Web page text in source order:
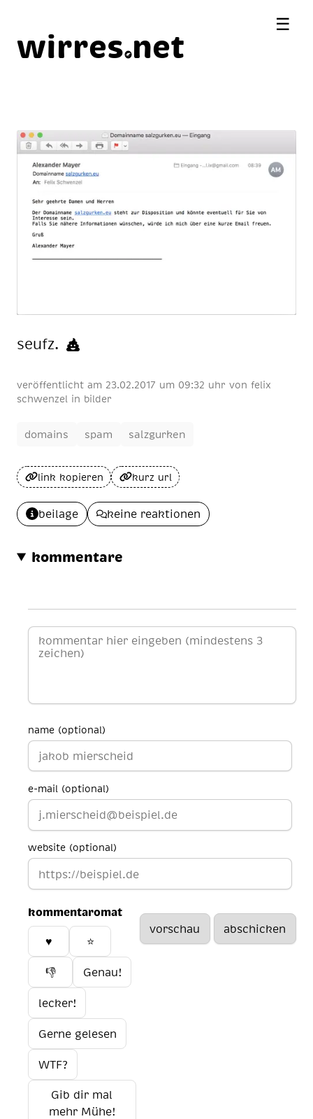
wirres net
seufz.
veröffentlicht am 23 02 2017 um 09:32 uhr von felix
schwenzel in bilder
domains spam salzgurken
link kopieren kurz url
beilage keine reaktionen
kommentare
name (optional)
e-mail (optional)
website (optional)
kommentaromat
♥️ ⭐
👎 Genau!
lecker!
Gerne gelesen
WTF?
Gib dir mal
mehr Mühe!
☰